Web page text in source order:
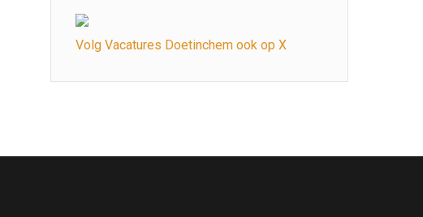
Volg Vacatures Doetinchem ook op X